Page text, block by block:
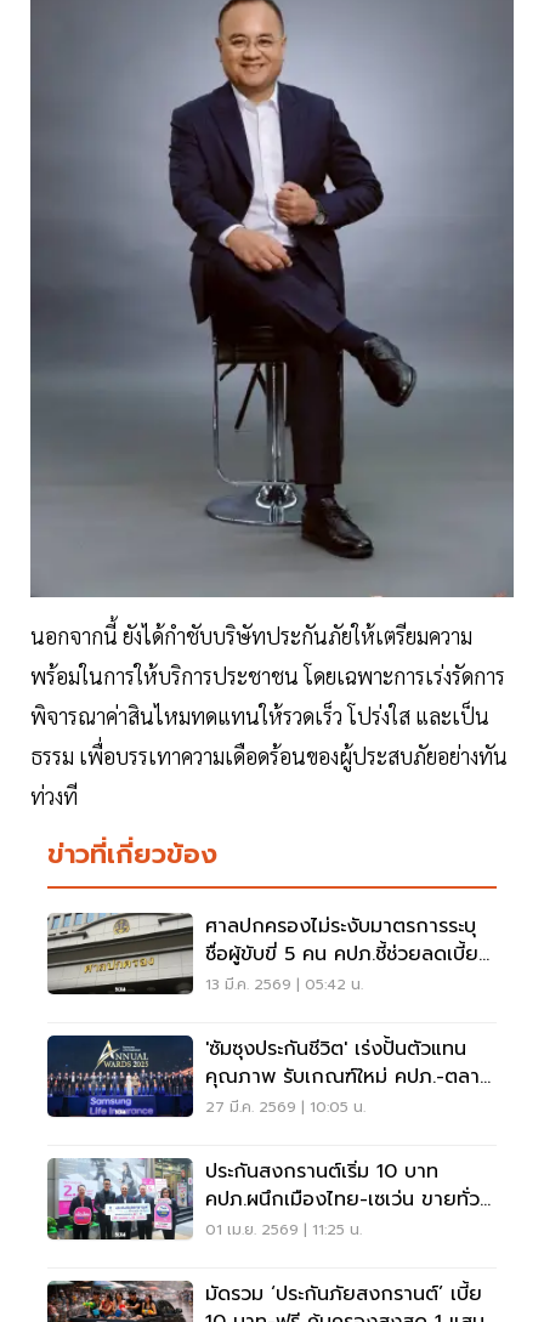
นอกจากนี้ ยังได้กำชับบริษัทประกันภัยให้เตรียมความ
พร้อมในการให้บริการประชาชน โดยเฉพาะการเร่งรัดการ
พิจารณาค่าสินไหมทดแทนให้รวดเร็ว โปร่งใส และเป็น
ธรรม เพื่อบรรเทาความเดือดร้อนของผู้ประสบภัยอย่างทัน
ท่วงที
ข่าวที่เกี่ยวข้อง
ศาลปกครองไม่ระงับมาตรการระบุ
ชื่อผู้ขับขี่ 5 คน คปภ.ชี้ช่วยลดเบี้ย
ประกัน
13 มี.ค. 2569 | 05:42 น.
'ซัมซุงประกันชีวิต' เร่งปั้นตัวแทน
คุณภาพ รับเกณฑ์ใหม่ คปภ.-ตลาด
แข่งดุ
27 มี.ค. 2569 | 10:05 น.
ประกันสงกรานต์เริ่ม 10 บาท
คปภ.ผนึกเมืองไทย-เซเว่น ขายทั่ว
ประเทศ
01 เม.ย. 2569 | 11:25 น.
มัดรวม ‘ประกันภัยสงกรานต์’ เบี้ย